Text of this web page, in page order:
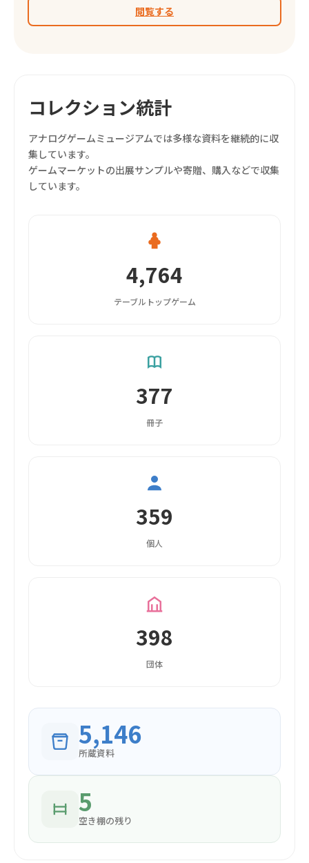
閲覧する
コレクション統計
アナログゲームミュージアムでは多様な資料を継続的に収
集しています。
ゲームマーケットの出展サンプルや寄贈、購入などで収集
しています。
4,764
テーブルトップゲーム
377
冊子
359
個人
398
団体
5,146
所蔵資料
5
空き棚の残り